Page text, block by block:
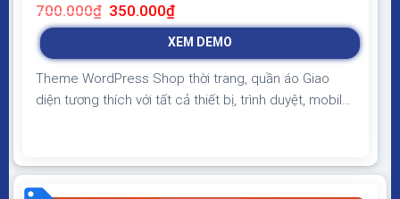
700.000₫ Giá
gốc
là:
350.000₫Giá
tại
là:
XEM DEMO
Theme WordPress Shop thời trang, quần áo Giao
diện tương thích với tất cả thiết bị, trình duyệt, mobile,
load nhanh nhẹ tối ưu với các công cụ tìm kiếm
Theme sạch hoàn toàn 100% không...